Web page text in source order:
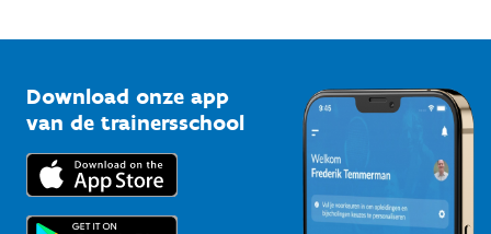
Bedrijven
Trainers en begeleiders
Vlaamse Trainersschool
Kennisplatform
Downloads
Voor de pers
Download onze app
van de trainersschool